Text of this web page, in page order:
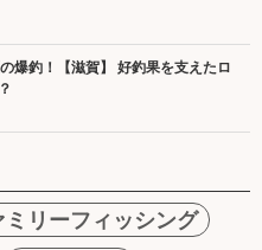
爆釣！【滋賀】 好釣果を支えたロ
ミリーフィッシング